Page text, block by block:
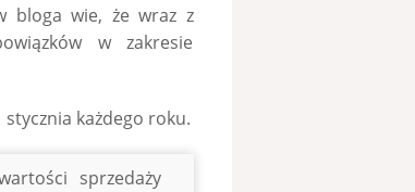
bloga wie, że wraz z
w zakresie
każdego roku.
sprzedaży